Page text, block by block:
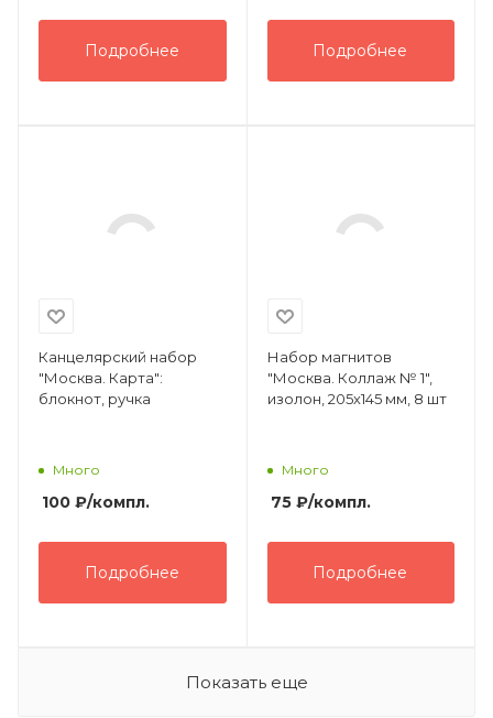
Подробнее Подробнее
Канцелярский набор
"Москва. Карта":
блокнот, ручка
Много
100 ₽/компл.
Подробнее
Набор магнитов
"Москва. Коллаж № 1",
изолон, 205х145 мм, 8 шт
Много
75₽/компл.
Подробнее
Показать еще